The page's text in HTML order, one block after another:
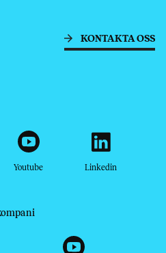
KONTAKTA OSS
Youtube Linkedin